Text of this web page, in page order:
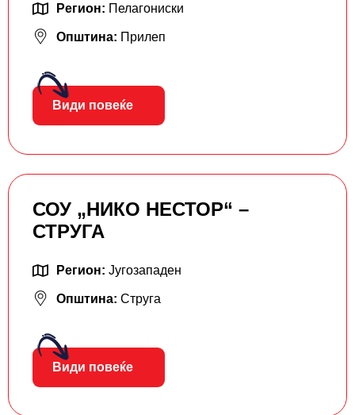
Регион: Пелагониски
Општина: Прилеп
Види повеќе
СОУ „НИКО НЕСТОР“ –
СТРУГА
Регион: Југозападен
Општина: Струга
Види повеќе